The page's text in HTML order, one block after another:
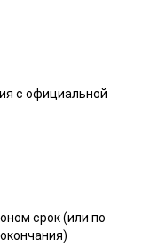
с официальной
срок (или по